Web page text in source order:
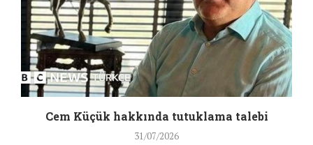
Cem Küçük hakkında tutuklama talebi
31/07/2026